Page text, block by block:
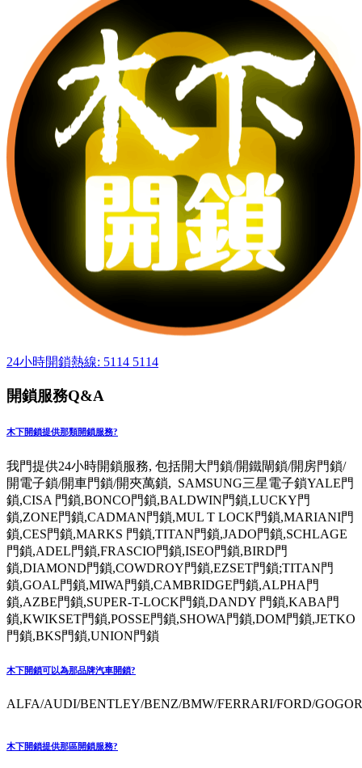
24小時開鎖熱線: 5114 5114
開鎖服務Q&A
木下開鎖提供那類開鎖服務?
我門提供24小時開鎖服務, 包括開大門鎖/開鐵閘鎖/開房門鎖/
開電子鎖/開車門鎖/開夾萬鎖, SAMSUNG三星電子鎖YALE門
鎖,CISA 門鎖,BONCO門鎖,BALDWIN門鎖,LUCKY門
鎖,ZONE門鎖,CADMAN門鎖,MUL T LOCK門鎖,MARIANI門
鎖,CES門鎖,MARKS 門鎖,TITAN門鎖,JADO門鎖,SCHLAGE
門鎖,ADEL門鎖,FRASCIO門鎖,ISEO門鎖,BIRD門
鎖,DIAMOND門鎖,COWDROY門鎖,EZSET門鎖;TITAN門
鎖,GOAL門鎖,MIWA門鎖,CAMBRIDGE門鎖,ALPHA門
鎖,AZBE門鎖,SUPER-T-LOCK門鎖,DANDY 門鎖,KABA門
鎖,KWIKSET門鎖,POSSE門鎖,SHOWA門鎖,DOM門鎖,JETKO
門鎖,BKS門鎖,UNION門鎖
木下開鎖可以為那品牌汽車開鎖?
ALFA/AUDI/BENTLEY/BENZ/BMW/FERRARI/FORD/
木下開鎖提供那區開鎖服務?